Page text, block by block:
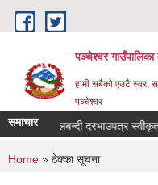
Skip to main content
पञ्चेश्वर गाउँपालिका
हामी सबैको एउटै स्वर,
पञ्चेश्वर
समाचार
सञ्‍चालन सिलबन्दी दरभाउपत्र
You are here
Home » ठेक्का सूचना